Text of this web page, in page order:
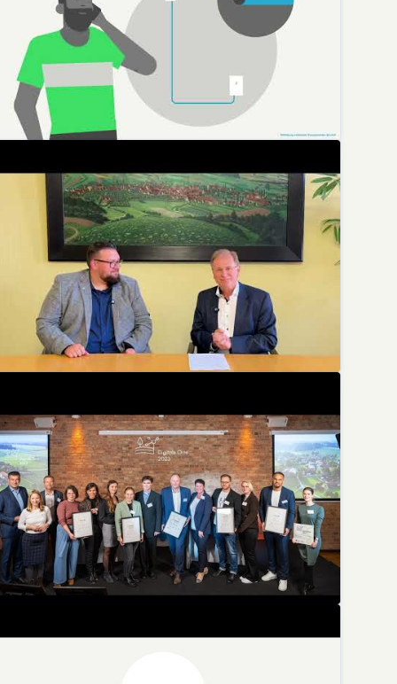
Deutsche Glasfaser
Hausbegehung für den Glasfaser-Anschluss
Deutsche Glasfaser
zum Glasfaserausbau in
Deutsche Glasfaser